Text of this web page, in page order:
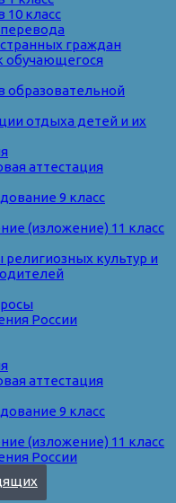
10 класс
граждан
обучающегося
образовательной
отдыха детей и их
аттестация
9 класс
(изложение) 11 класс
культур и
России
аттестация
9 класс
(изложение) 11 класс
России